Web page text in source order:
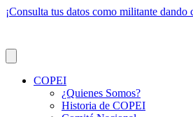
¡Consulta tus datos como militante
COPEI
¿Quienes Somos?
Historia de COPEI